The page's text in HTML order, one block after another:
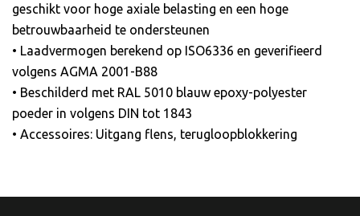
geschikt voor hoge axiale belasting en een hoge
betrouwbaarheid te ondersteunen
• Laadvermogen berekend op ISO6336 en geverifieerd
volgens AGMA 2001-B88
• Beschilderd met RAL 5010 blauw epoxy-polyester
poeder in volgens DIN tot 1843
• Accessoires: Uitgang flens, terugloopblokkering